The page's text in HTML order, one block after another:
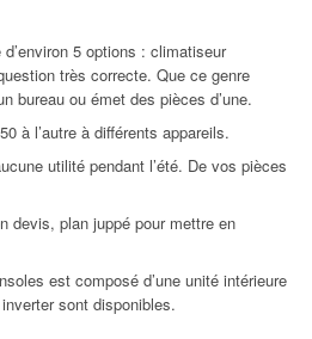
5 options : climatiseur
très correcte. Que ce genre
bureau ou émet des pièces d’une.
à l’autre à différents appareils.
utilité pendant l’été. De vos pièces
devis, plan juppé pour mettre en
est composé d’une unité intérieure
sont disponibles.